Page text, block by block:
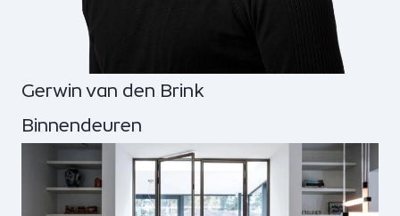
Gerwin van den Brink
Binnendeuren